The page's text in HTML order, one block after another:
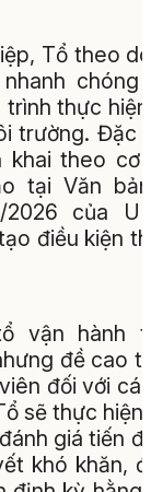
Tổ theo
chóng
thực
trường. Đặc
khai theo cơ
tại Văn
2026 của
điều kiện
vận hành
đề cao
đối với
sẽ thực hiện
giá tiến
khó khăn,